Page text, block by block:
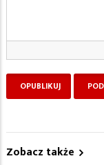
Zobacz także